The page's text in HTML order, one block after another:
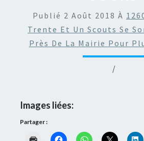
Publié 2 Août 2018 À
Trente Et Un Scouts Se
Près De La Mairie Pour
/
Images liées:
Partager :